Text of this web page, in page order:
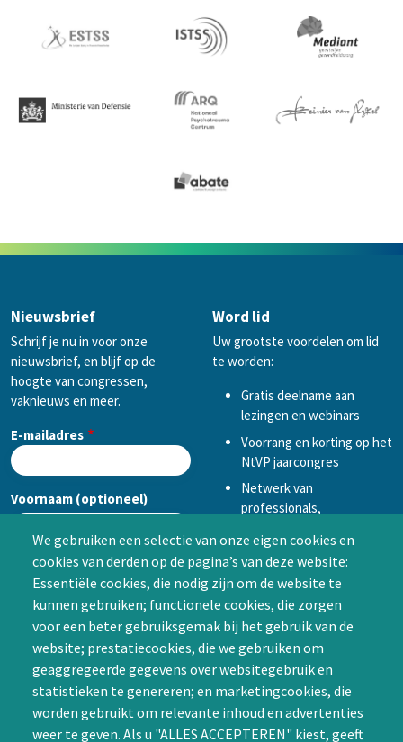
We gebruiken een selectie van onze eigen cookies en
cookies van derden op de pagina’s van deze website:
Essentiële cookies, die nodig zijn om de website te
kunnen gebruiken; functionele cookies, die zorgen
voor een beter gebruiksgemak bij het gebruik van de
website; prestatiecookies, die we gebruiken om
geaggregeerde gegevens over websitegebruik en
statistieken te genereren; en marketingcookies, die
worden gebruikt om relevante inhoud en advertenties
weer te geven. Als u "ALLES ACCEPTEREN" kiest, geeft
Nieuwsbrief
Schrijf je nu in voor onze
nieuwsbrief, en blijf op de
hoogte van congressen,
vaknieuws en meer.
E-mailadres
Voornaam (optioneel)
Achternaam (optioneel)
CAPTCHA
Word lid
Uw grootste voordelen om lid
te worden:
Gratis deelname aan
lezingen en webinars
Voorrang en korting op het
NtVP jaarcongres
Netwerk van
professionals,
samenwerken in een van
de Special Interest
Groepen (SIG’s) of zelf een
SIG initiëren
Word lid